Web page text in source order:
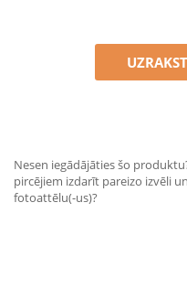
Nesen iegādājāties šo
pircējiem izdarīt pareizo izvēli
fotoattēlu(-us)?